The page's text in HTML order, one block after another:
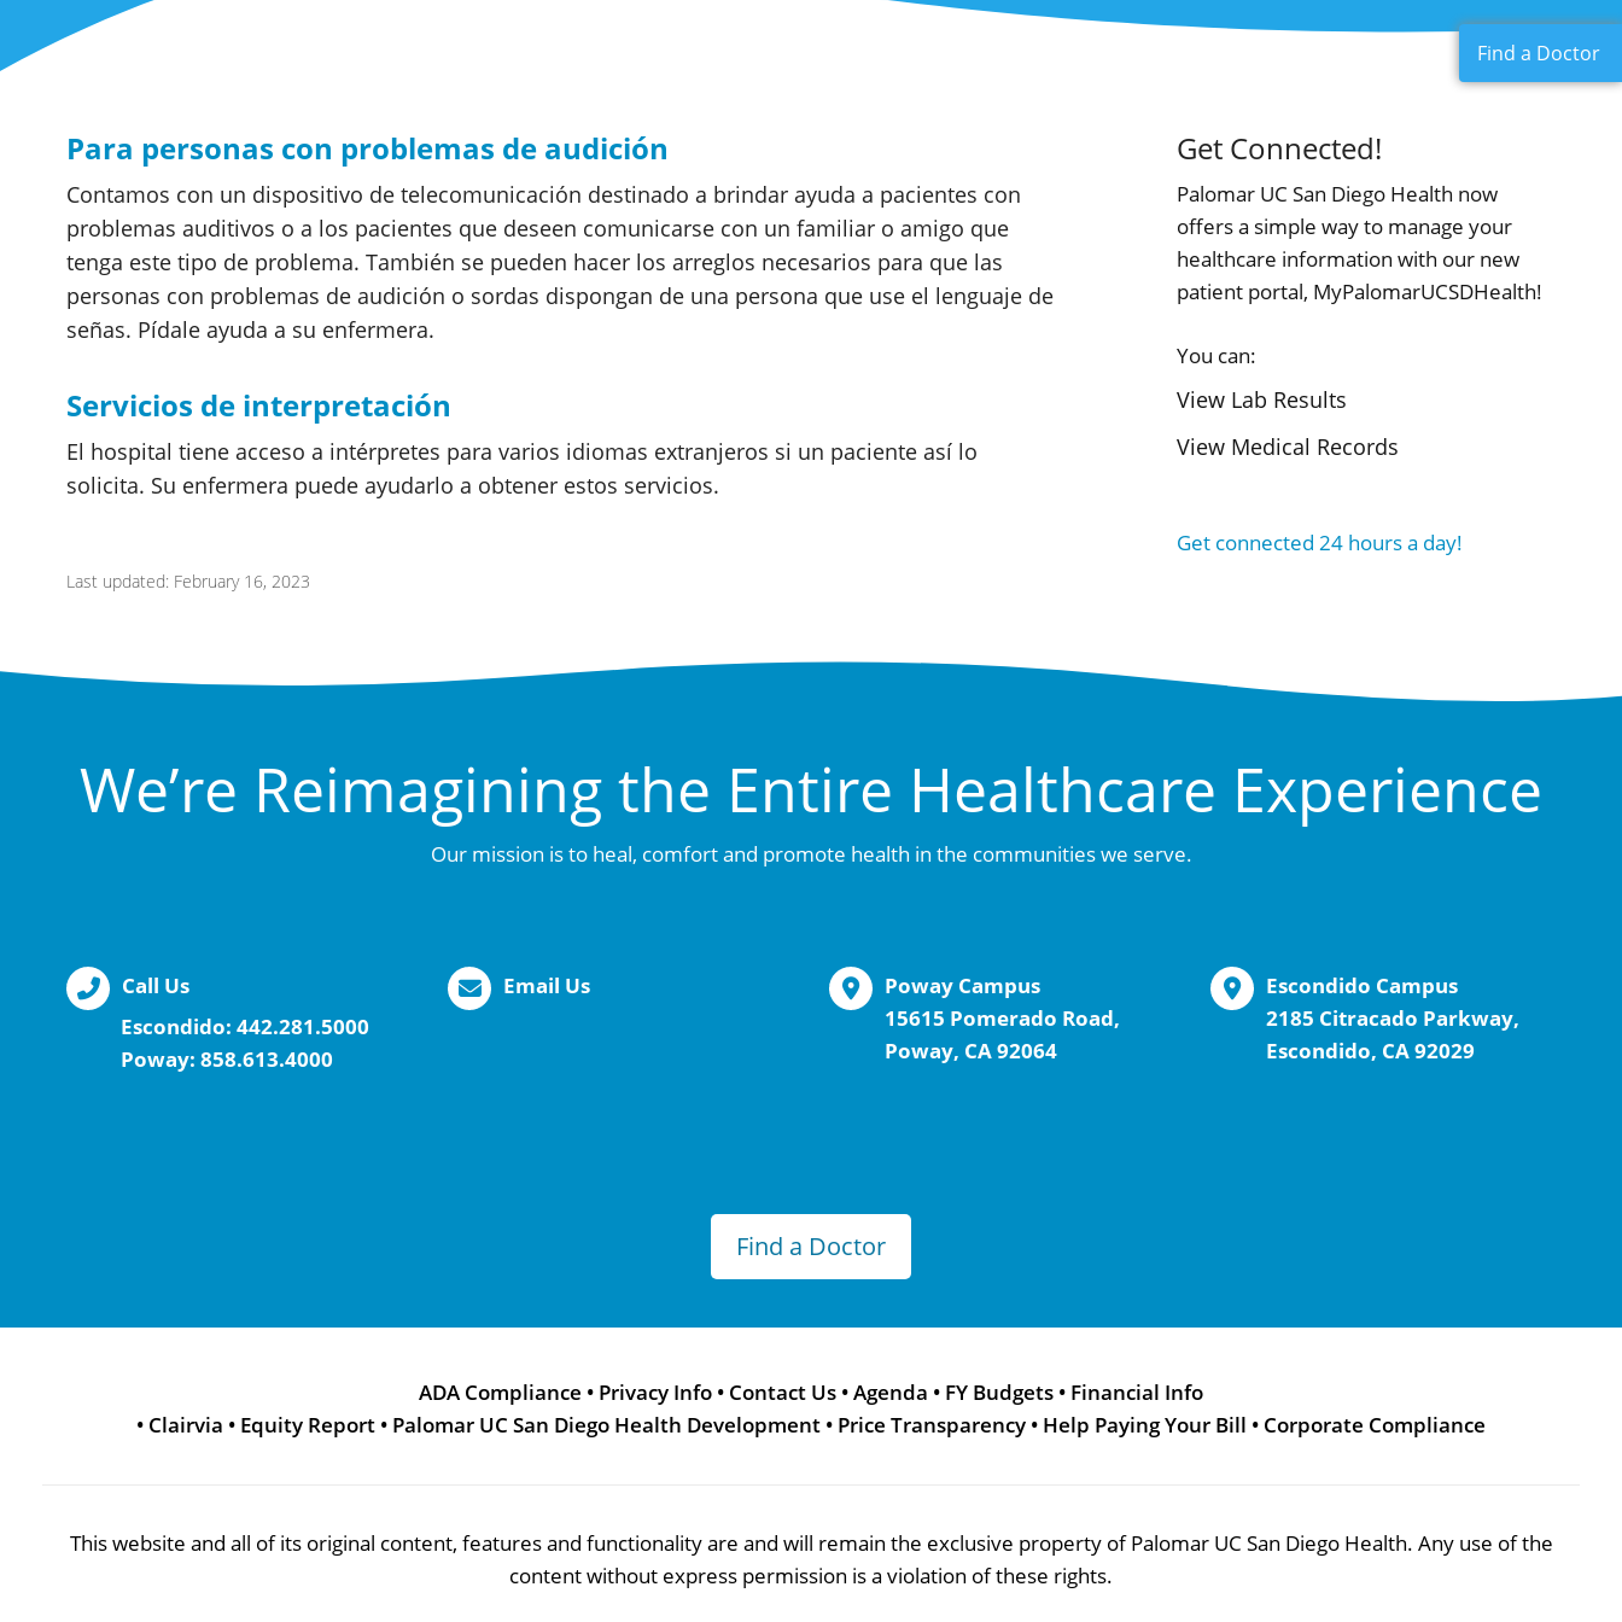
Para personas con problemas de audición
Contamos con un dispositivo de telecomunicación destinado a brindar ayuda a pacientes con
problemas auditivos o a los pacientes que deseen comunicarse con un familiar o amigo que
tenga este tipo de problema. También se pueden hacer los arreglos necesarios para que las
personas con problemas de audición o sordas dispongan de una persona que use el lenguaje de
señas. Pídale ayuda a su enfermera.
Servicios de interpretación
El hospital tiene acceso a intérpretes para varios idiomas extranjeros si un paciente así lo
solicita. Su enfermera puede ayudarlo a obtener estos servicios.
Last updated: February 16, 2023
Get Connected!
Palomar UC San Diego Health now
offers a simple way to manage your
healthcare information with our new
patient portal, MyPalomarUCSDHealth!
You can:
View Lab Results
View Medical Records
Get connected 24 hours a day!
We’re Reimagining the Entire Healthcare Experience
Our mission is to heal, comfort and promote health in the communities we serve.
Call Us
Escondido: 442.281.5000
Poway: 858.613.4000
Email Us
Poway Campus
15615 Pomerado Road,
Poway, CA 92064
Escondido Campus
2185 Citracado Parkway,
Escondido, CA 92029
Find a Doctor
ADA Compliance • Privacy Info • Contact Us •Agenda • FY Budgets • Financial Info
• Clairvia • Equity Report • Palomar UC San Diego Health Development • Price Transparency • Help Paying Your Bill • Corporate Compliance
This website and all of its original content, features and functionality are and will remain the exclusive property of Palomar UC San Diego Health. Any use of the
content without express permission is a violation of these rights.
Find a Doctor